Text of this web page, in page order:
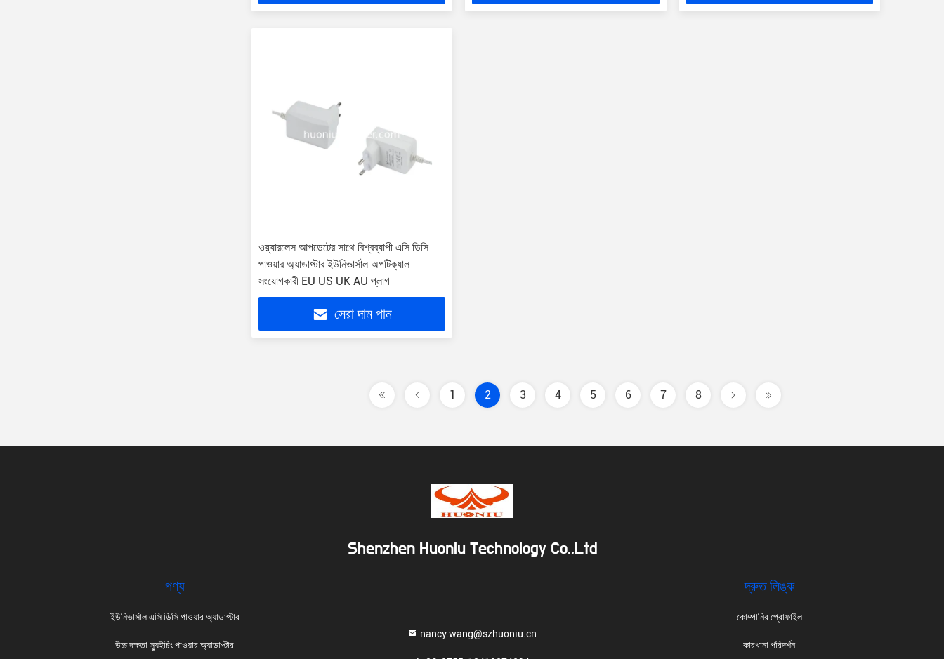
ওয়্যারলেস আপডেটের সাথে বিশ্বব্যাপী এসি ডিসি
পাওয়ার অ্যাডাপ্টার ইউনিভার্সাল অপটিক্যাল
সংযোগকারী EU US UK AU প্লাগ
সেরা দাম পান
1 2 3 4 5 6 7 8
Shenzhen Huoniu Technology Co.,Ltd
পণ্য
ইউনিভার্সাল এসি ডিসি পাওয়ার অ্যাডাপ্টার
উচ্চ দক্ষতা স্যুইচিং পাওয়ার অ্যাডাপ্টার
nancy.wang@szhuoniu.cn
দ্রুত লিঙ্ক
কোম্পানির প্রোফাইল
কারখানা পরিদর্শন